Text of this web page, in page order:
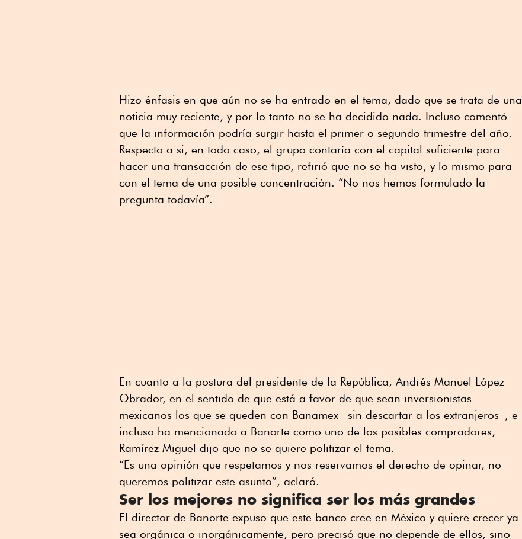
Hizo énfasis en que aún no se ha entrado en el tema, dado que se trata de una
noticia muy reciente, y por lo tanto no se ha decidido nada. Incluso comentó
que la información podría surgir hasta el primer o segundo trimestre del año.
Respecto a si, en todo caso, el grupo contaría con el capital suficiente para
hacer una transacción de ese tipo, refirió que no se ha visto, y lo mismo para
con el tema de una posible concentración. “No nos hemos formulado la
pregunta todavía”.
En cuanto a la postura del presidente de la República, Andrés Manuel López
Obrador, en el sentido de que está a favor de que sean inversionistas
mexicanos los que se queden con Banamex –sin descartar a los extranjeros–, e
incluso ha mencionado a Banorte como uno de los posibles compradores,
Ramírez Miguel dijo que no se quiere politizar el tema.
“Es una opinión que respetamos y nos reservamos el derecho de opinar, no
queremos politizar este asunto”, aclaró.
Ser los mejores no significa ser los más grandes
El director de Banorte expuso que este banco cree en México y quiere crecer ya
sea orgánica o inorgánicamente, pero precisó que no depende de ellos, sino